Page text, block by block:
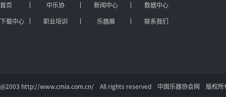
首页 中乐协 新闻中心
数据中心
下载中心
职业培训 乐器展 联系我们
@2003 http://www.cmia.com.cn/ All rights reserved 中国乐器协会网 版权